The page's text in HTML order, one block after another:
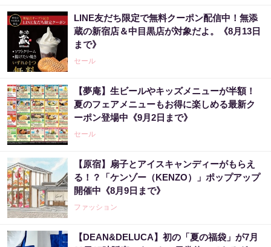
LINE友だち限定で無料クーポン配信中！無添
蔵の新宿店＆中目黒店が対象だよ。《8月13日
まで》
セール
【夢庵】生ビールやキッズメニューが半額！
夏のフェアメニューもお得に楽しめる最新ク
ーポン登場中《9月2日まで》
セール
【原宿】扇子とアイスキャンディーがもらえ
る！？「ケンゾー（KENZO）」ポップアップ
開催中《8月9日まで》
ファッション
【DEAN&DELUCA】初の「夏の福袋」が7月